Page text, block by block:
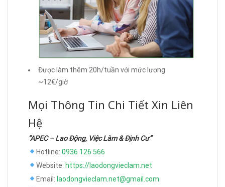
Được làm thêm 20h/tuần với mức lương
~12€/giờ
Mọi Thông Tin Chi Tiết Xin Liên
Hệ
“APEC – Lao Động, Việc Làm & Định Cư”
Hotline: 0936 126 566
Website: https://laodongvieclam.net
Email: laodongvieclam.net@gmail.com